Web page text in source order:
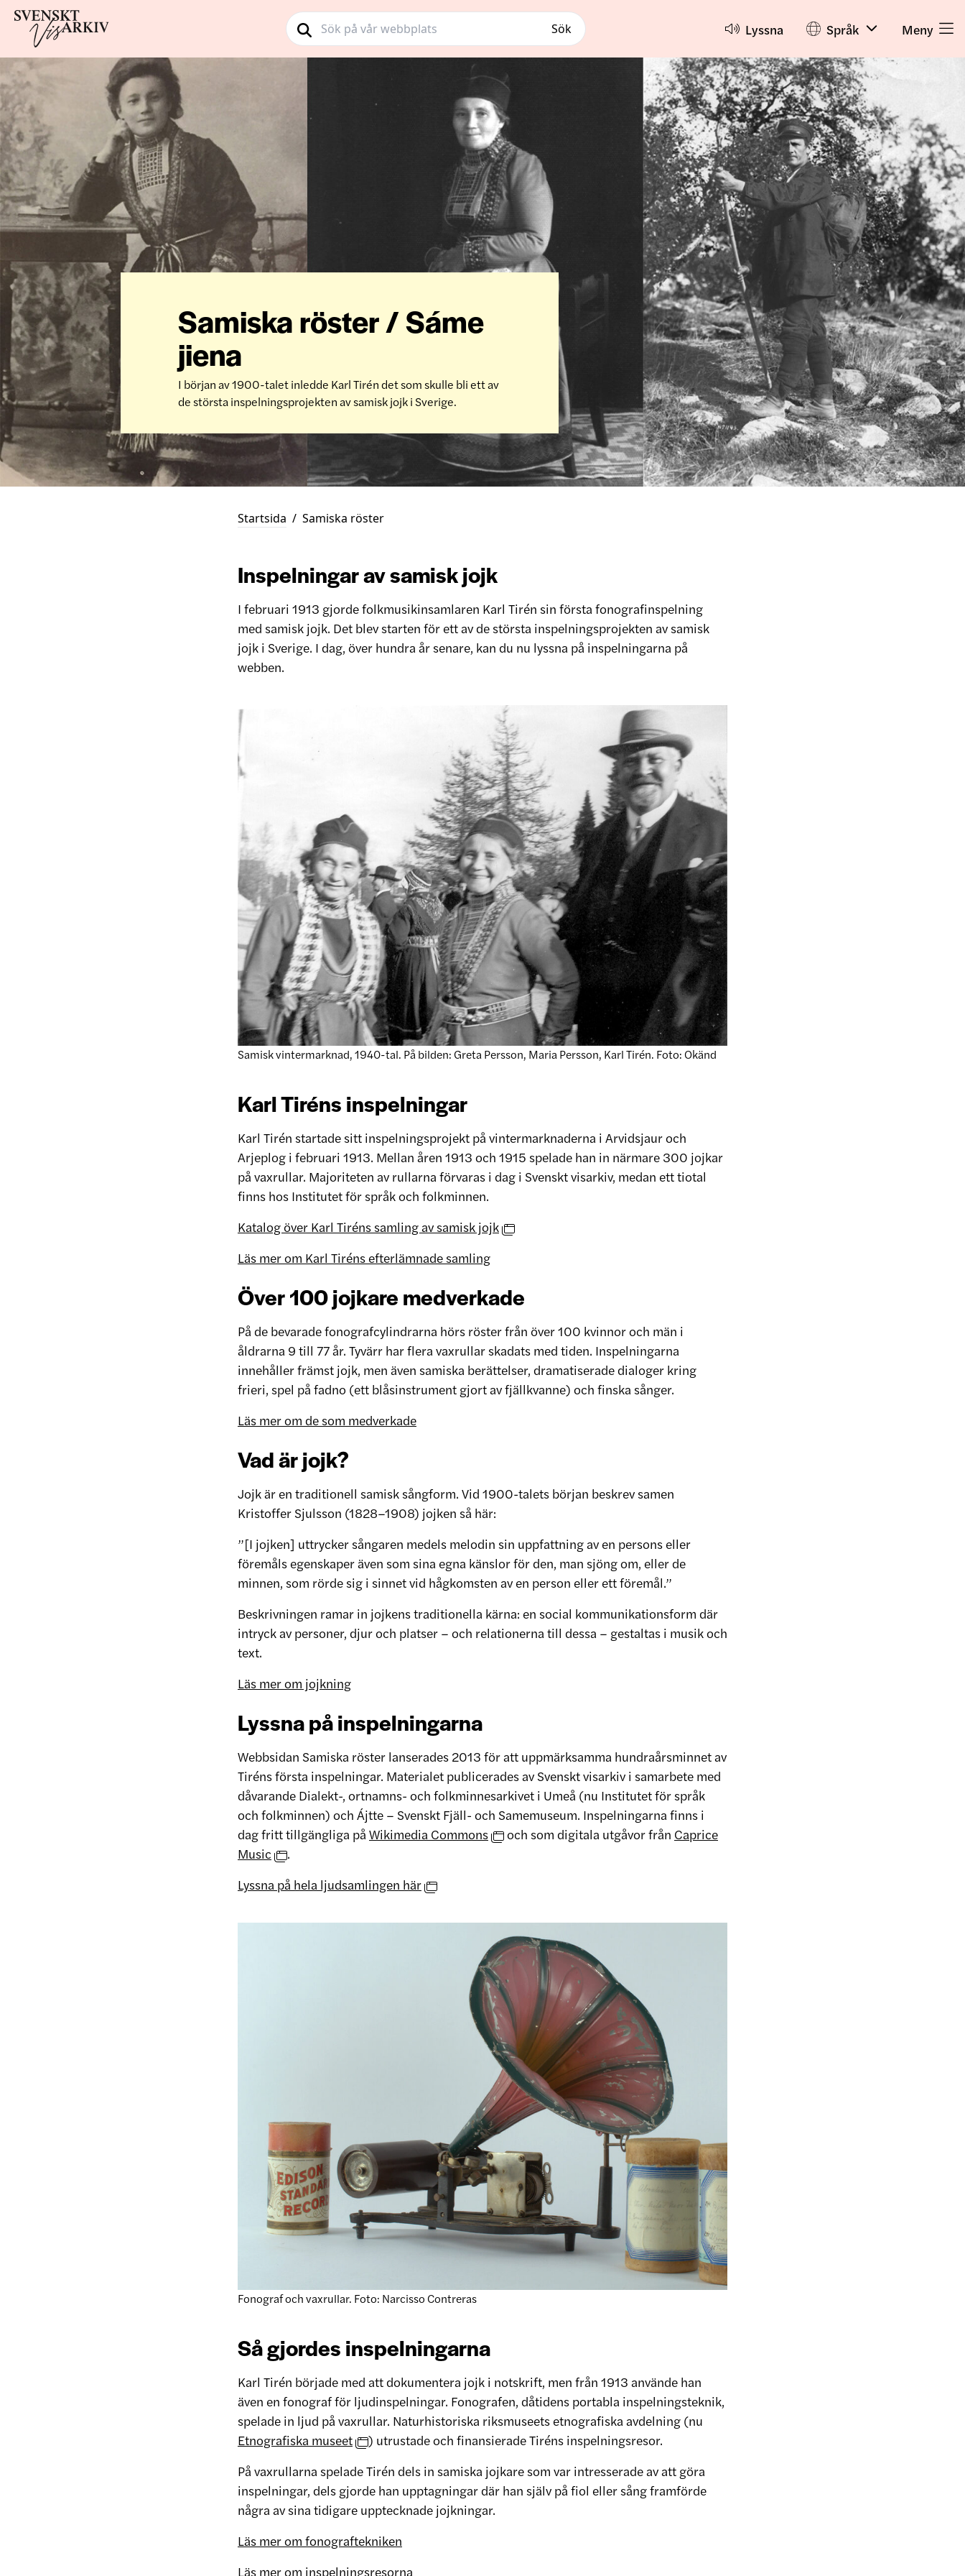
Sök Lyssna Språk Meny
Samiska röster / Sáme
jiena
I början av 1900-talet inledde Karl Tirén det som skulle bli ett av
de största inspelningsprojekten av samisk jojk i Sverige.
Startsida / Samiska röster
Inspelningar av samisk jojk
I februari 1913 gjorde folkmusikinsamlaren Karl Tirén sin första fonografinspelning
med samisk jojk. Det blev starten för ett av de största inspelningsprojekten av samisk
jojk i Sverige. I dag, över hundra år senare, kan du nu lyssna på inspelningarna på
webben.
Samisk vintermarknad, 1940-tal. På bilden: Greta Persson, Maria Persson, Karl Tirén. Foto: Okänd
Karl Tiréns inspelningar
Karl Tirén startade sitt inspelningsprojekt på vintermarknaderna i Arvidsjaur och
Arjeplog i februari 1913. Mellan åren 1913 och 1915 spelade han in närmare 300 jojkar
på vaxrullar. Majoriteten av rullarna förvaras i dag i Svenskt visarkiv, medan ett tiotal
finns hos Institutet för språk och folkminnen.
Katalog över Karl Tiréns samling av samisk jojk
Läs mer om Karl Tiréns efterlämnade samling
Över 100 jojkare medverkade
På de bevarade fonografcylindrarna hörs röster från över 100 kvinnor och män i
åldrarna 9 till 77 år. Tyvärr har flera vaxrullar skadats med tiden. Inspelningarna
innehåller främst jojk, men även samiska berättelser, dramatiserade dialoger kring
frieri, spel på fadno (ett blåsinstrument gjort av fjällkvanne) och finska sånger.
Läs mer om de som medverkade
Vad är jojk?
Jojk är en traditionell samisk sångform. Vid 1900-talets början beskrev samen
Kristoffer Sjulsson (1828–1908) jojken så här:
”[I jojken] uttrycker sångaren medels melodin sin uppfattning av en persons eller
föremåls egenskaper även som sina egna känslor för den, man sjöng om, eller de
minnen, som rörde sig i sinnet vid hågkomsten av en person eller ett föremål.”
Beskrivningen ramar in jojkens traditionella kärna: en social kommunikationsform där
intryck av personer, djur och platser – och relationerna till dessa – gestaltas i musik och
text.
Läs mer om jojkning
Lyssna på inspelningarna
Webbsidan Samiska röster lanserades 2013 för att uppmärksamma hundraårsminnet av
Tiréns första inspelningar. Materialet publicerades av Svenskt visarkiv i samarbete med
dåvarande Dialekt-, ortnamns- och folkminnesarkivet i Umeå (nu Institutet för språk
och folkminnen) och Ájtte – Svenskt Fjäll- och Samemuseum. Inspelningarna finns i
dag fritt tillgängliga på Wikimedia Commons och som digitala utgåvor från Caprice
Music
.
Lyssna på hela ljudsamlingen här
Fonograf och vaxrullar. Foto: Narcisso Contreras
Så gjordes inspelningarna
Karl Tirén började med att dokumentera jojk i notskrift, men från 1913 använde han
även en fonograf för ljudinspelningar. Fonografen, dåtidens portabla inspelningsteknik,
spelade in ljud på vaxrullar. Naturhistoriska riksmuseets etnografiska avdelning (nu
Etnografiska museet
) utrustade och finansierade Tiréns inspelningsresor.
På vaxrullarna spelade Tirén dels in samiska jojkare som var intresserade av att göra
inspelningar, dels gjorde han upptagningar där han själv på fiol eller sång framförde
några av sina tidigare upptecknade jojkningar.
Läs mer om fonograftekniken
Läs mer om inspelningsresorna